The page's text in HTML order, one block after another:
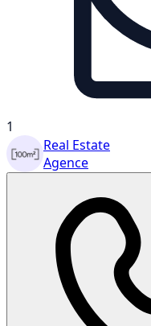
1
Real Estate
Agence